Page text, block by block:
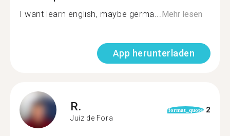
I want learn english, maybe germa...Mehr lesen
App herunterladen
R.
Juiz de Fora
format_quote 2